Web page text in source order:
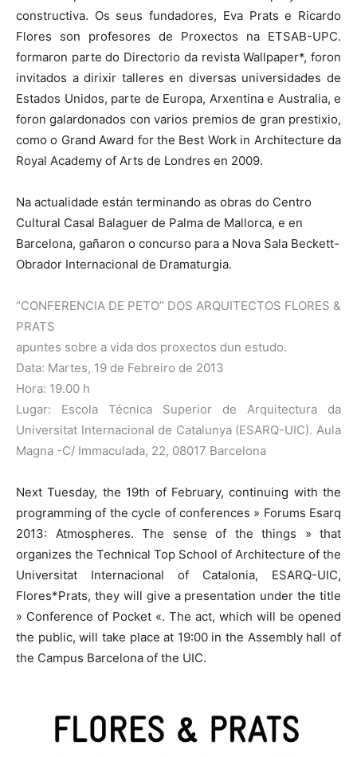
constructiva. Os seus fundadores, Eva Prats e Ricardo
Flores son profesores de Proxectos na ETSAB-UPC.
formaron parte do Directorio da revista Wallpaper*, foron
invitados a dirixir talleres en diversas universidades de
Estados Unidos, parte de Europa, Arxentina e Australia, e
foron galardonados con varios premios de gran prestixio,
como o Grand Award for the Best Work in Architecture da
Royal Academy of Arts de Londres en 2009.
Na actualidade están terminando as obras do Centro
Cultural Casal Balaguer de Palma de Mallorca, e en
Barcelona, gañaron o concurso para a Nova Sala Beckett-
Obrador Internacional de Dramaturgia.
“CONFERENCIA DE PETO” DOS ARQUITECTOS FLORES &
PRATS
apuntes sobre a vida dos proxectos dun estudo.
Data: Martes, 19 de Febreiro de 2013
Hora: 19.00 h
Lugar: Escola Técnica Superior de Arquitectura da
Universitat Internacional de Catalunya (ESARQ-UIC). Aula
Magna -C/ Immaculada, 22, 08017 Barcelona
Next Tuesday, the 19th of February, continuing with the
programming of the cycle of conferences » Forums Esarq
2013: Atmospheres. The sense of the things » that
organizes the Technical Top School of Architecture of the
Universitat Internacional of Catalonia, ESARQ-UIC,
Flores*Prats, they will give a presentation under the title
» Conference of Pocket «. The act, which will be opened
the public, will take place at 19:00 in the Assembly hall of
the Campus Barcelona of the UIC.